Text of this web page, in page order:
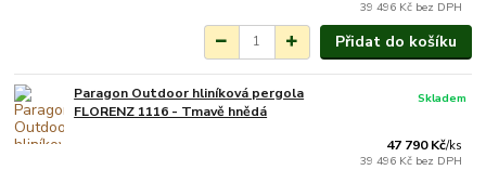
39 496 Kč bez DPH
Přidat do košíku
Paragon Outdoor hliníková pergola
FLORENZ 1116 - Tmavě hnědá
47 790 Kč/ks
39 496 Kč bez DPH
Skladem